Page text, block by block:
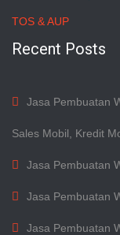
TOS & AUP
Recent Posts
Jasa Pembuatan
Sales Mobil, Kredit
Jasa Pembuatan
Jasa Pembuatan
Jasa Pembuatan